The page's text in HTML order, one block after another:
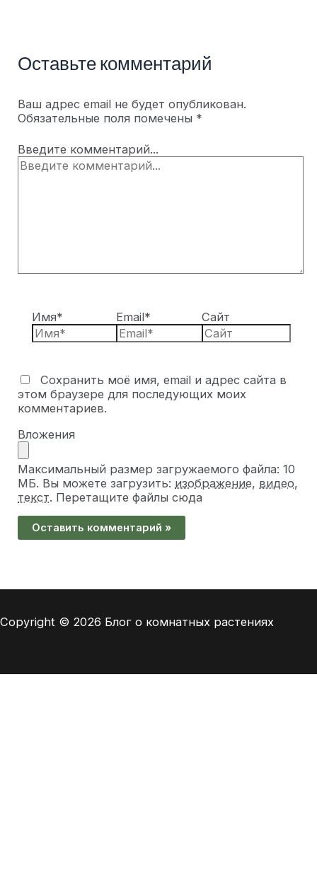
Оставьте комментарий
Ваш адрес email не будет опубликован.
Обязательные поля помечены *
Введите комментарий...
Имя* Email* Сайт
Сохранить моё имя, email и адрес сайта в
этом браузере для последующих моих
комментариев.
Вложения
Максимальный размер загружаемого файла: 10
МБ. Вы можете загрузить: изображение, видео,
текст. Перетащите файлы сюда
Copyright © 2026 Блог о комнатных растениях